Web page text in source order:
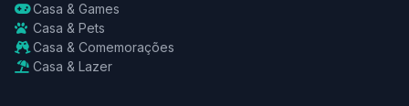
Casa & Games
Casa & Pets
Casa & Comemorações
Casa & Lazer